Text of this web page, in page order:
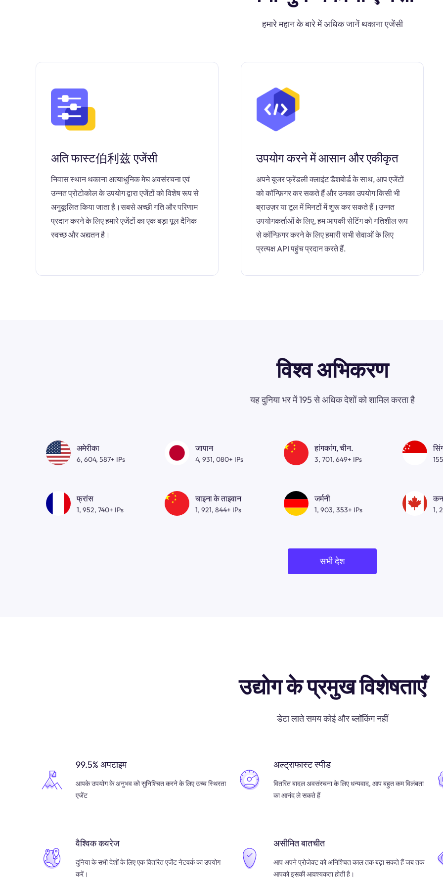
हमारे महान के बारे में अधिक जानें थकाना एजेंसी
अति फास्ट伯利兹 एजेंसी
निवास स्थान थकाना अत्याधुनिक मेघ अवसंरचना एवं
उन्नत प्रोटोकोल के उपयोग द्वारा एजेंटों को विशेष रूप से
अनुकूलित किया जाता है।सबसे अच्छी गति और परिणाम
प्रदान करने के लिए हमारे एजेंटों का एक बड़ा पूल दैनिक
स्वच्छ और अद्यतन है।
उपयोग करने में आसान और एकीकृत
अपने यूजर फ्रेंडली क्लाइंट डैशबोर्ड के साथ, आप एजेंटों
को कॉन्फ़िगर कर सकते हैं और उनका उपयोग किसी भी
ब्राउज़र या टूल में मिनटों में शुरू कर सकते हैं।उन्नत
उपयोगकर्ताओं के लिए, हम आपकी सेटिंग को गतिशील रूप
से कॉन्फ़िगर करने के लिए हमारी सभी सेवाओं के लिए
प्रत्यक्ष API पहुंच प्रदान करते हैं.
विश्व अभिकरण
यह दुनिया भर में 195 से अधिक देशों को शामिल करता है
अमेरीका
6, 604, 587+ IPs
जापान
4, 931, 080+ IPs
हांगकांग, चीन.
3, 701, 649+ IPs
फ्रांस
1, 952, 740+ IPs
चाइना के ताइवान
1, 921, 844+ IPs
जर्मनी
1, 903, 353+ IPs 1,
सभी देश
उद्योग के प्रमुख विशेषताएँ
डेटा लाते समय कोई और ब्लॉकिंग नहीं
99.5% अपटाइम
आपके उपयोग के अनुभव को सुनिश्चित करने के लिए उच्च स्थिरता
एजेंट
अल्ट्राफास्ट स्पीड
वितरित बादल अवसंरचना के लिए धन्यवाद, आप बहुत कम विलंबता
का आनंद ले सकते हैं
वैश्विक कवरेज
दुनिया के सभी देशों के लिए एक वितरित एजेंट नेटवर्क का उपयोग
करें।
असीमित बातचीत
आप अपने प्रोजेक्ट को अनिश्चित काल तक बढ़ा सकते हैं जब तक
आपको इसकी आवश्यकता होती है।